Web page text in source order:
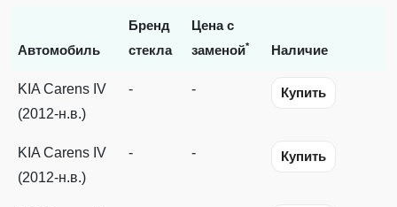
Автомобиль
Бренд
стекла
Цена с
заменой* Наличие
KIA Carens IV
(2012-н.в.)
- - Купить
KIA Carens IV
(2012-н.в.)
- - Купить